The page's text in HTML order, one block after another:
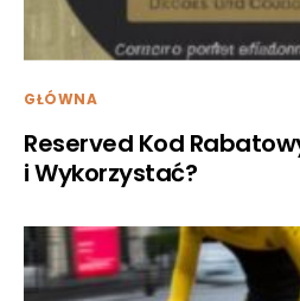
GŁÓWNA
Reserved Kod
i Wykorzystać?